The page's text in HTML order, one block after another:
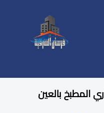
المطبخ بالعين